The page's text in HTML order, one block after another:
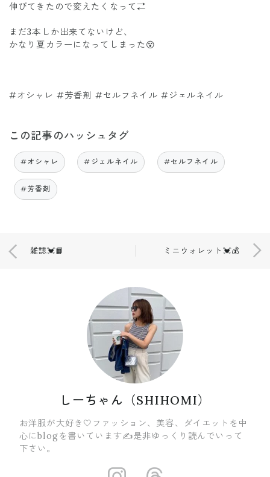
伸びてきたので変えたくなって⇄
まだ3本しか出来てないけど、
かなり夏カラーになってしまった😵
#オシャレ #芳香剤 #セルフネイル #ジェルネイル
この記事のハッシュタグ
#オシャレ #ジェルネイル #セルフネイル
#芳香剤
雑誌💓📙 ミニウォレット💓💰
しーちゃん（SHIHOMI）
お洋服が大好き🤍ファッション、美容、ダイエットを中
心にblogを書いています✍️是非ゆっくり読んでいって
下さい。